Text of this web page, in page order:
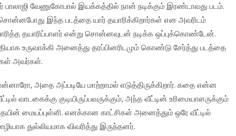
பாலாஜி வேணுகோபால் இயக்கத்தில் நான் நடிக்கும் இரண்டாவது படம்.
இந்த படத்தை யார் தயாரிக்கிறார்கள் என அவரிடம்
தயாரிப்பாளர் என்று சொன்னவுடன் நடிக்க ஒப்புக்கொண்டேன்.
உருவாக்கி அனைத்து தரப்பினரிடமும் கொண்டு சேர்த்து படத்தை
அவர்கள்.
அதை அப்படியே மாற்றாமல் எடுத்திருக்கிறார். கதை என்ன
வாடகைக்கு குடியிருப்பவருக்கும், அந்த வீட்டின் உரிமையாளருக்கும்
மையப்புள்ளி. எனக்கான காட்சிகள் அனைத்தும் ஒரே வீட்டில்
துல்லியமாக விவரித்து இருந்தனர்.